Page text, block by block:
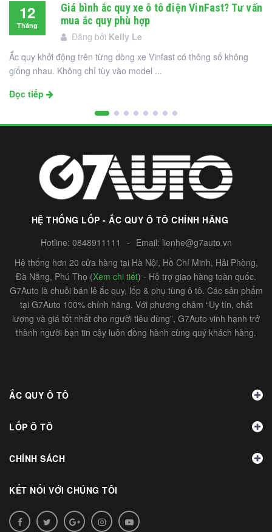
12
Tháng
Giá bình ắc quy xe ô tô điện VinFast? Tư vấn
mua ắc quy phù hợp
Đăng bởi Kelly Le
Ắc quy khởi động trên từng dòng xe Vinfast có thông số không
giống nhau. Không chỉ tùy vào model ...
Đọc tiếp
HỆ THỐNG LỐP - ẮC QUY Ô TÔ CHÍNH HÃNG
Hotline: 0848911111 - Email: lienhe@g7auto.vn
Hệ thống hơn 20 cửa hàng tại Hà Nội, Hồ Chí Minh, Hải Phòng,
Đà Nẵng, Phú Thọ (Xem chi tiết) - Hỗ trợ giao hàng toàn quốc.
G7Auto là chuỗi bán lẻ ắc quy, lốp & phụ tùng ô tô. Các sản phẩm
tại G7Auto 100% chính hãng. Với phương châm “Uy tín, chất
lượng và giá tốt nhất cho người tiêu dùng”, G7Auto vinh hạnh trở
thành người bạn tin cậy luôn đồng hành cùng quý khách hàng.
ẮC QUY Ô TÔ
LỐP Ô TÔ
CHÍNH SÁCH
KẾT NỐI VỚI CHÚNG TÔI